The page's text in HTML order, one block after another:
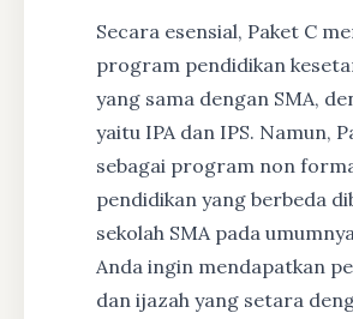
Secara esensial, Paket C
program pendidikan
yang sama dengan SMA,
yaitu IPA dan IPS. Namun,
sebagai program non
pendidikan yang berbeda
sekolah SMA pada
Anda ingin mendapatkan
dan ijazah yang setara